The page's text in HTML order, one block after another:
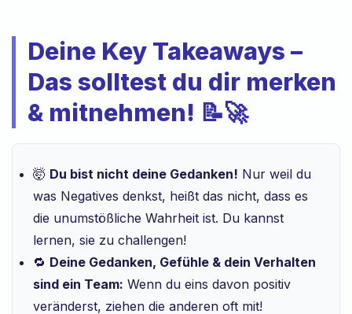
Deine Key Takeaways –
Das solltest du dir merken
& mitnehmen! 📝🚀
🤯 Du bist nicht deine Gedanken! Nur weil du
was Negatives denkst, heißt das nicht, dass es
die unumstößliche Wahrheit ist. Du kannst
lernen, sie zu challengen!
🔁 Deine Gedanken, Gefühle & dein Verhalten
sind ein Team: Wenn du eins davon positiv
veränderst, ziehen die anderen oft mit!